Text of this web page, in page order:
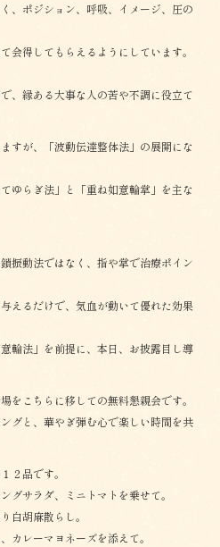
、ポジション、呼吸、イメージ、圧の
会得してもらえるようにしています。
、縁ある大事な人の苦や不調に役立て
すが、「波動伝達整体法」の展開にな
ゆらぎ法」と「重ね如意輪掌」を主な
振動法ではなく、指や掌で治療ポイン
えるだけで、気血が動いて優れた効果
輪法」を前提に、本日、お披露目し導
をこちらに移しての無料懇親会です。
グと、華やぎ弾む心で楽しい時間を共
２品です。
グサラダ、ミニトマトを乗せて。
白胡麻散らし。
カレーマヨネーズを添えて。